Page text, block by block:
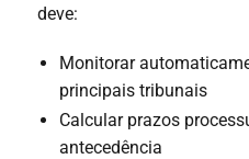
deve:
Monitorar
principais tribunais
Calcular prazos
antecedência